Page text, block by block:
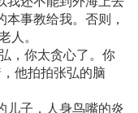
事教给我。否则，
。
，你太贪心了。你
他拍拍张弘的脑
儿子，人身鸟嘴的炎